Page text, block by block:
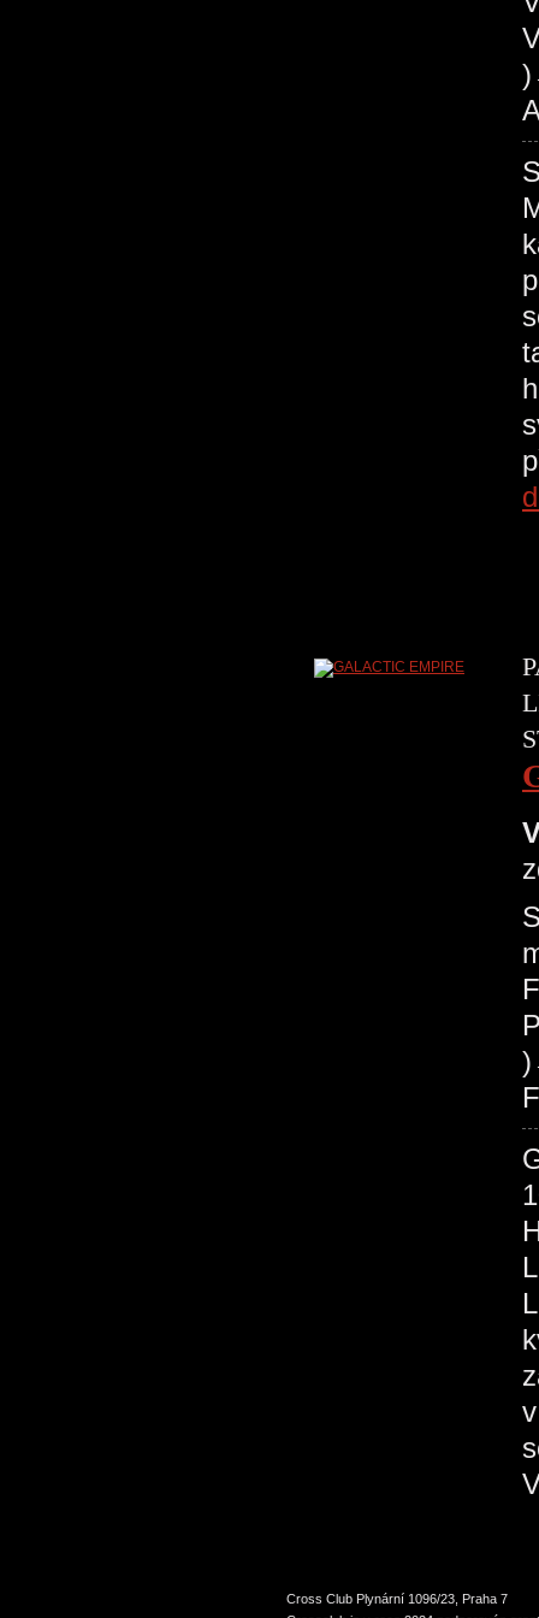
Cross Club Plynární 1096/23, Praha 7